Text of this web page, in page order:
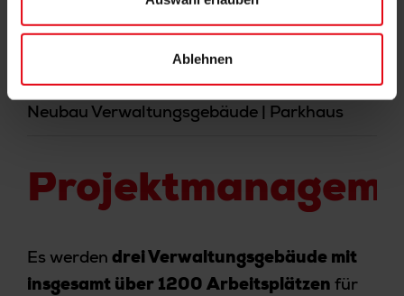
Ablehnen
– DHL Campus Schkeuditz |
Neubau Verwaltungsgebäude | Parkhaus
Es werden drei Verwaltungsgebäude mit
insgesamt über 1200 Arbeitsplätzen für